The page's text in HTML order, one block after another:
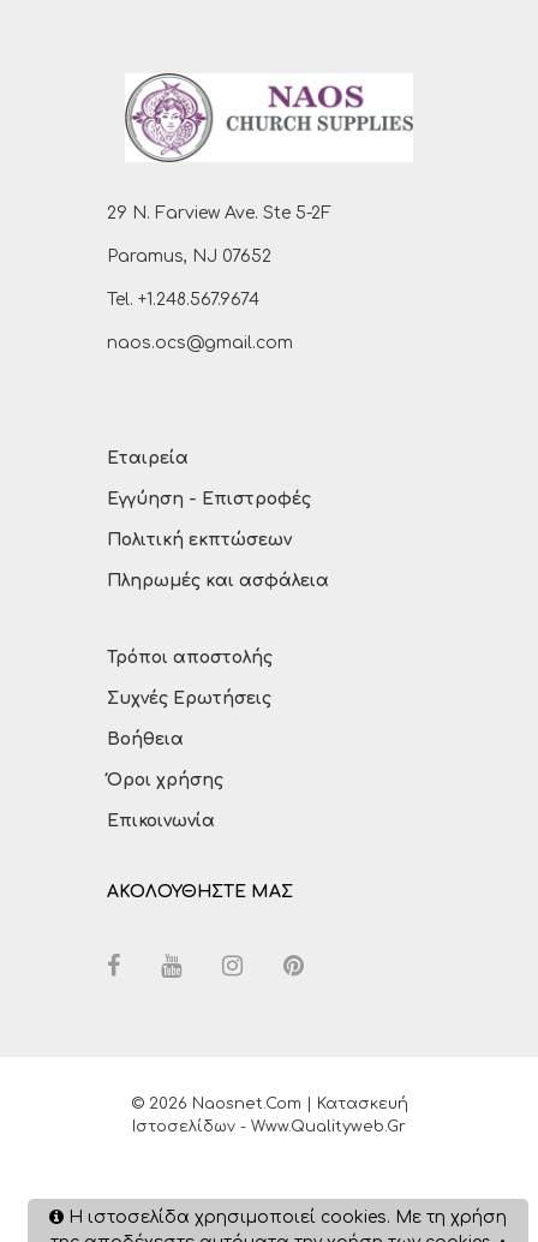
29 N. Farview Ave. Ste 5-2F
Paramus, NJ 07652
Tel. +1.248.567.9674
naos.ocs@gmail.com
Εταιρεία
Εγγύηση - Επιστροφές
Πολιτική εκπτώσεων
Πληρωμές και ασφάλεια
Τρόποι αποστολής
Συχνές Ερωτήσεις
Βοήθεια
Όροι χρήσης
Επικοινωνία
ΑΚΟΛΟΥΘΗΣΤΕ ΜΑΣ
© 2026 Naosnet.com | Κατασκευή
Ιστοσελίδων - Www.qualityweb.gr
Η ιστοσελίδα χρησιμοποιεί cookies. Με τη χρήση